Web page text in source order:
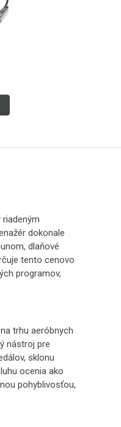
riadeným
dokonale
dlaňové
tento cenovo
programov,
trhu aeróbnych
nástroj pre
sklonu
ocenia ako
pohyblivosťou,